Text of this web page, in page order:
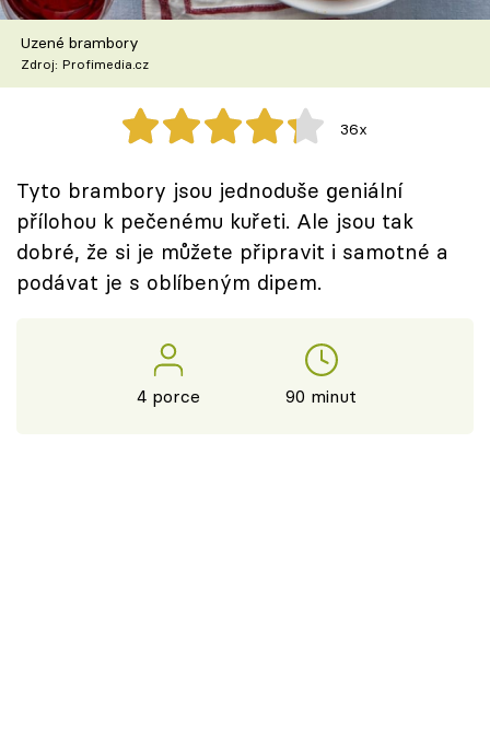
Škola vaření
Recepty z TV
Speciál: Cuketa
Těhotnej kuchař
Sledujte prima+
Uzené brambory
Zdroj: Profimedia.cz
36x
Tyto brambory jsou jednoduše geniální
přílohou k pečenému kuřeti. Ale jsou tak
dobré, že si je můžete připravit i samotné a
podávat je s oblíbeným dipem.
4 porce 90 minut